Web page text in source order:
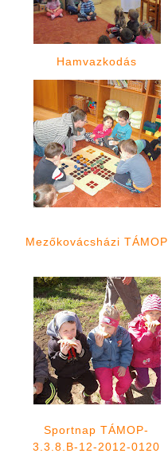
Hamvazkodás
Mezőkovácsházi TÁMOP
Sportnap TÁMOP-
3.3.8.B-12-2012-0120